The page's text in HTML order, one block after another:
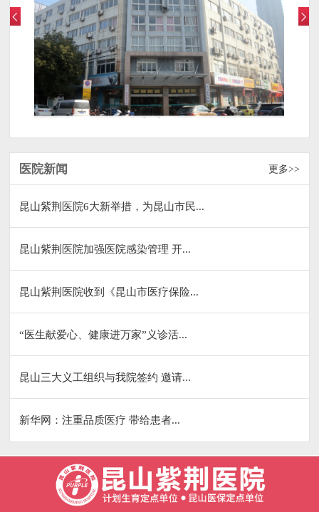
医院新闻 更多>>
昆山紫荆医院6大新举措，为昆山市民...
昆山紫荆医院加强医院感染管理 开...
昆山紫荆医院收到《昆山市医疗保险...
“医生献爱心、健康进万家”义诊活...
昆山三大义工组织与我院签约 邀请...
新华网：注重品质医疗 带给患者...